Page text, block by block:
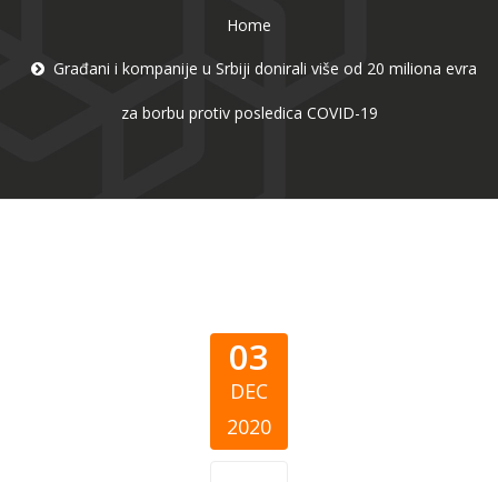
Home
Građani i kompanije u Srbiji donirali više od 20 miliona evra
za borbu protiv posledica COVID-19
03
DEC
2020